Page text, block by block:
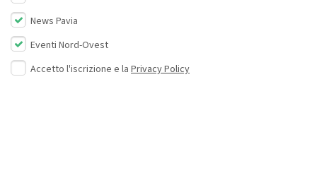
News Pavia
Eventi Nord-Ovest
Accetto l'iscrizione e la Privacy Policy